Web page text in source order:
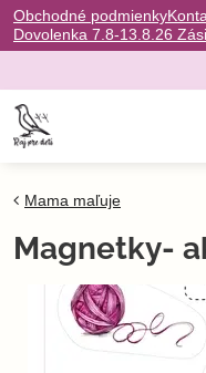
Obchodné podmienky
Dovolenka 7.8-13.8.26
Mama maľuje
Magnetky-